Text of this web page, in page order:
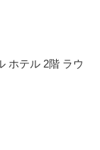
ホテル 2階 ラウ